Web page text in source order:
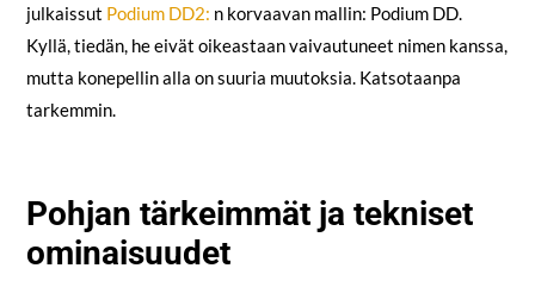
julkaissut Podium DD2: n korvaavan mallin: Podium DD.
Kyllä, tiedän, he eivät oikeastaan vaivautuneet nimen kanssa,
mutta konepellin alla on suuria muutoksia. Katsotaanpa
tarkemmin.
Pohjan tärkeimmät ja tekniset
ominaisuudet